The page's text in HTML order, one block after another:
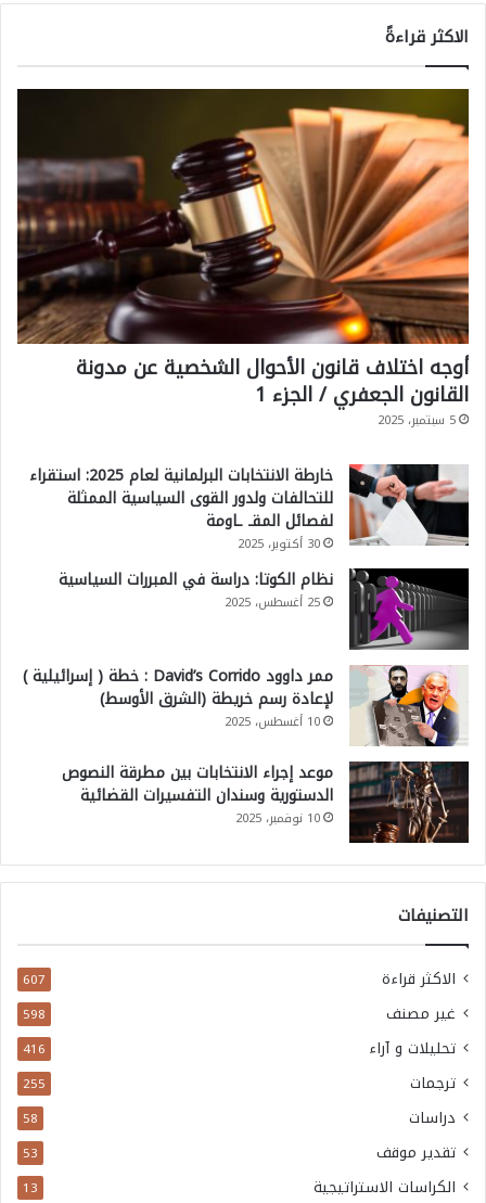
الاكثر قراءةً
أوجه اختلاف قانون الأحوال الشخصية عن مدونة
القانون الجعفري / الجزء 1
5 سبتمبر، 2025
خارطة الانتخابات البرلمانية لعام 2025: استقراء
للتحالفات ولدور القوى السياسية الممثلة
لفصائل المقـ ـاومة
30 أكتوبر، 2025
نظام الكوتا: دراسة في المبررات السياسية
25 أغسطس، 2025
ممر داوود David’s Corrido : خطة ( إسرائيلية )
لإعادة رسم خريطة (الشرق الأوسط)
10 أغسطس، 2025
موعد إجراء الانتخابات بين مطرقة النصوص
الدستورية وسندان التفسيرات القضائية
10 نوفمبر، 2025
التصنيفات
الاكثر قراءة 607
غير مصنف 598
تحليلات و آراء 416
ترجمات 255
دراسات 58
تقدير موقف 53
الكراسات الاستراتيجية 13